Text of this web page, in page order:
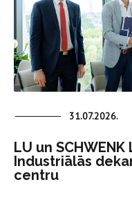
31.07.2026.
LU un
Industriālās
centru